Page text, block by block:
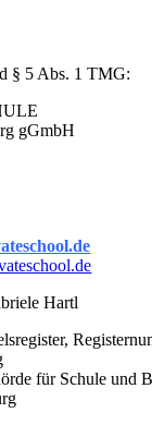
§ 5 Abs. 1 TMG:
gGmbH
Hartl
für Schule und